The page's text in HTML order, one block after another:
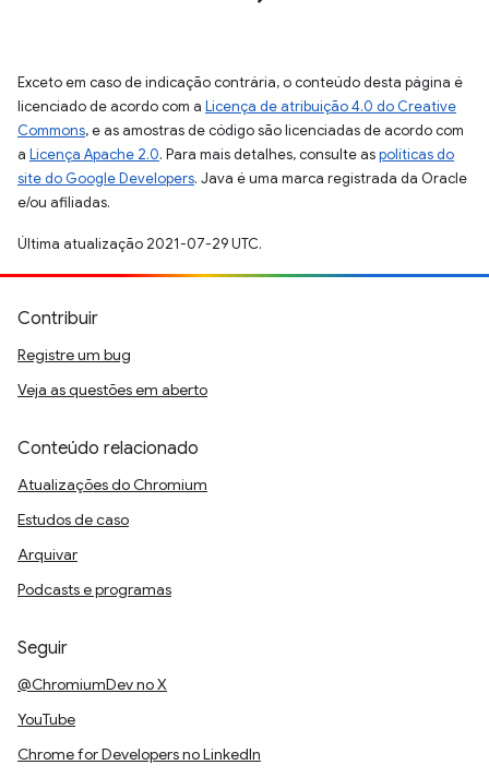
Exceto em caso de indicação contrária, o conteúdo desta página é
licenciado de acordo com a Licença de atribuição 4.0 do Creative
Commons, e as amostras de código são licenciadas de acordo com
a Licença Apache 2.0. Para mais detalhes, consulte aspolíticas do
site do Google Developers. Java é uma marca registrada da Oracle
e/ou afiliadas.
Última atualização 2021-07-29 UTC.
Contribuir
Registre um bug
Veja as questões em aberto
Conteúdo relacionado
Atualizações do Chromium
Estudos de caso
Arquivar
Podcasts e programas
Seguir
@ChromiumDev no X
YouTube
Chrome for Developers no LinkedIn